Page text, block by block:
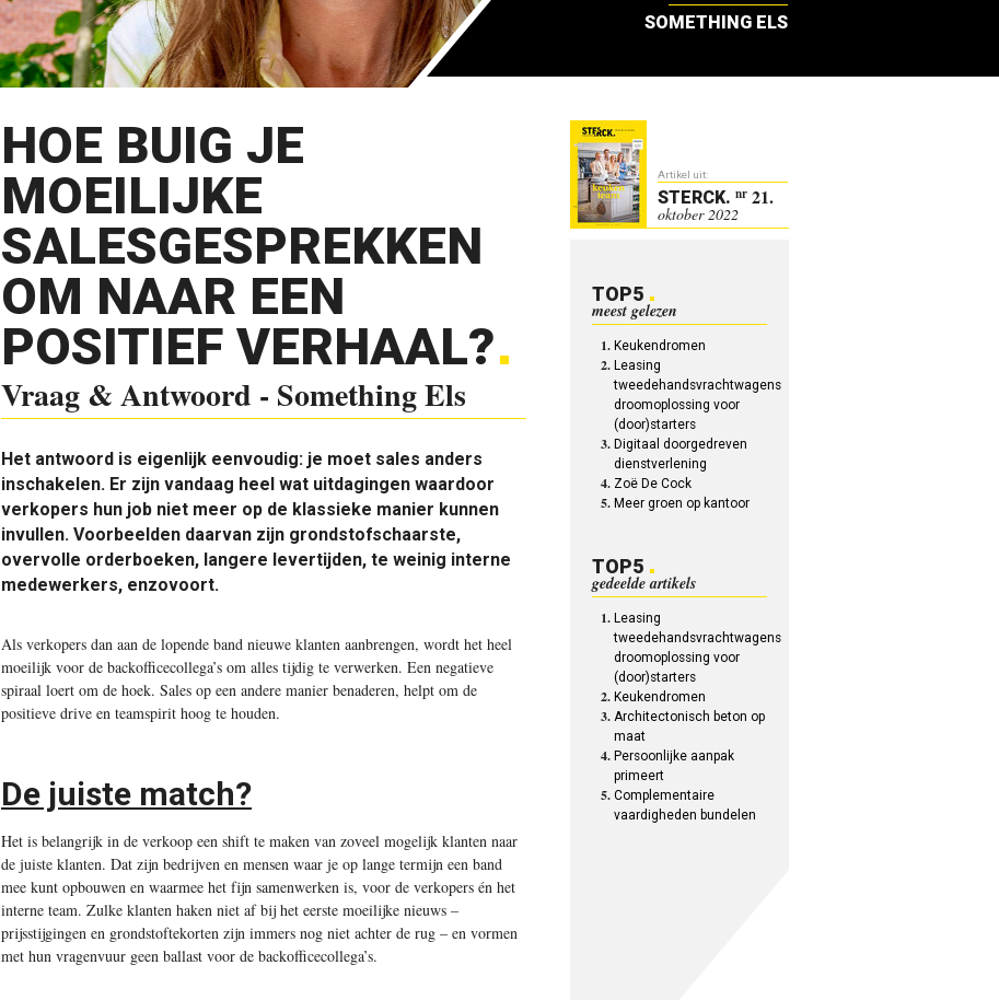
SOMETHING ELS
HOE BUIG JE
MOEILIJKE
SALESGESPREKKEN
OM NAAR EEN
POSITIEF VERHAAL?
Vraag & Antwoord - Something Els
Het antwoord is eigenlijk eenvoudig: je moet sales anders
inschakelen. Er zijn vandaag heel wat uitdagingen waardoor
verkopers hun job niet meer op de klassieke manier kunnen
invullen. Voorbeelden daarvan zijn grondstofschaarste,
overvolle orderboeken, langere levertijden, te weinig interne
medewerkers, enzovoort.
Als verkopers dan aan de lopende band nieuwe klanten aanbrengen, wordt het heel
moeilijk voor de backofficecollega’s om alles tijdig te verwerken. Een negatieve
spiraal loert om de hoek. Sales op een andere manier benaderen, helpt om de
positieve drive en teamspirit hoog te houden.
De juiste match?
Het is belangrijk in de verkoop een shift te maken van zoveel mogelijk klanten naar
de juiste klanten. Dat zijn bedrijven en mensen waar je op lange termijn een band
mee kunt opbouwen en waarmee het fijn samenwerken is, voor de verkopers én het
interne team. Zulke klanten haken niet af bij het eerste moeilijke nieuws –
prijsstijgingen en grondstoftekorten zijn immers nog niet achter de rug – en vormen
met hun vragenvuur geen ballast voor de backofficecollega’s.
Artikel uit:
STERCK. nr 21.
oktober 2022
TOP5
meest gelezen
Keukendromen
Leasing
tweedehandsvrachtwagens
droomoplossing voor
(door)starters
Digitaal doorgedreven
dienstverlening
Zoë De Cock
Meer groen op kantoor
TOP5
gedeelde artikels
Leasing
tweedehandsvrachtwagens
droomoplossing voor
(door)starters
Keukendromen
Architectonisch beton op
maat
Persoonlijke aanpak
primeert
Complementaire
vaardigheden bundelen